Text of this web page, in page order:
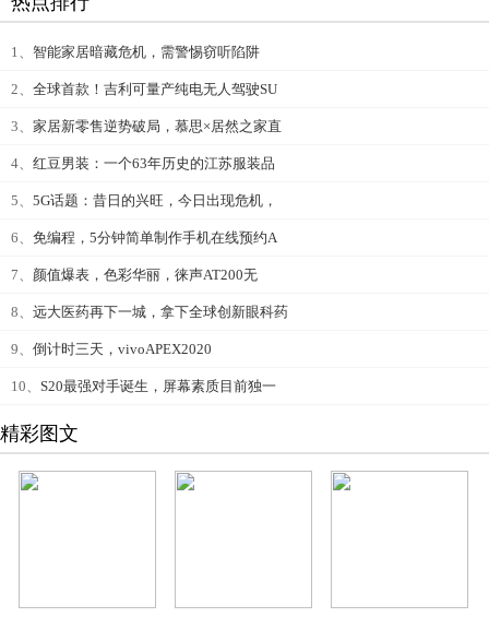
1、 智能家居暗藏危机，需警惕窃听陷阱
2、 全球首款！吉利可量产纯电无人驾驶SU
3、 家居新零售逆势破局，慕思×居然之家直
4、 红豆男装：一个63年历史的江苏服装品
5、 5G话题：昔日的兴旺，今日出现危机，
6、 免编程，5分钟简单制作手机在线预约A
7、 颜值爆表，色彩华丽，徕声AT200无
8、 远大医药再下一城，拿下全球创新眼科药
9、 倒计时三天，vivoAPEX2020
10、 S20最强对手诞生，屏幕素质目前独一
精彩图文